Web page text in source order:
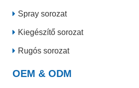
Spray sorozat
Kiegészítő sorozat
Rugós sorozat
OEM & ODM